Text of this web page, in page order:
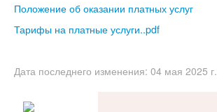
Положение об оказании платных услуг
Тарифы на платные услуги..pdf
Дата последнего изменения: 04 мая 2025 г.